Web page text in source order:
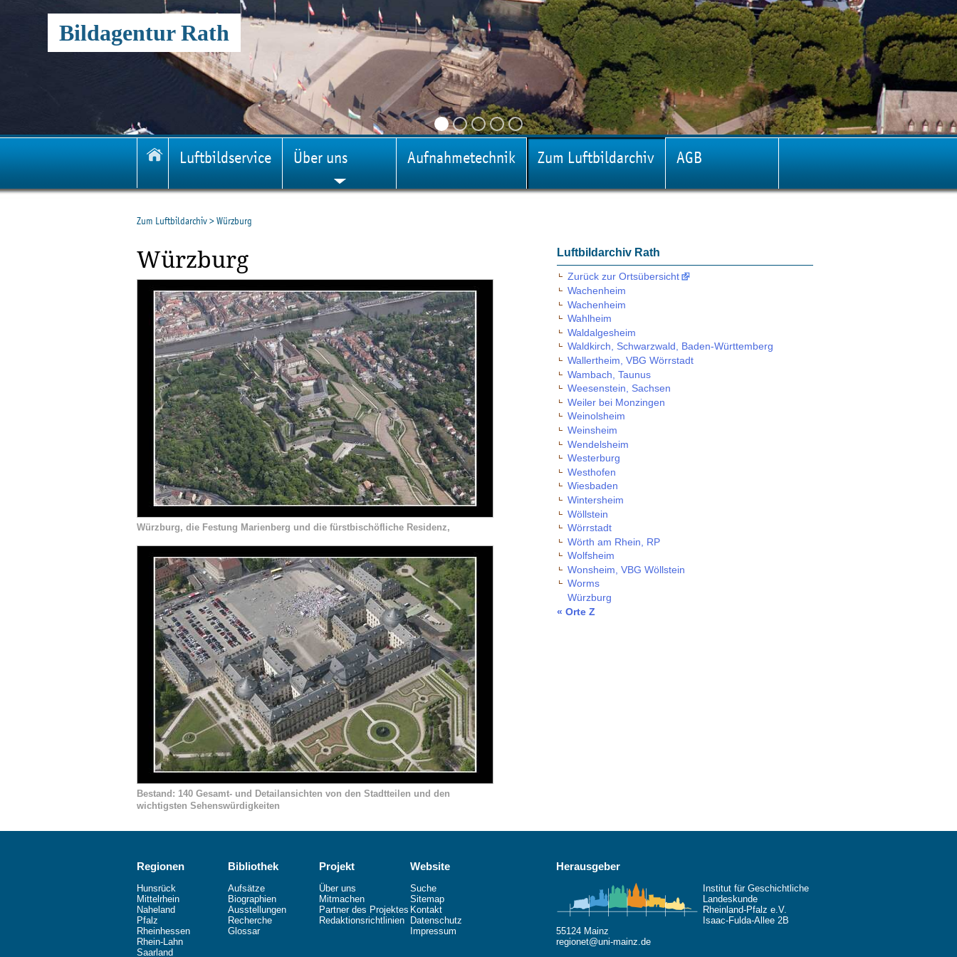
Bildagentur Rath
Luftbildservice Über uns Aufnahmetechnik Zum Luftbildarchiv AGB
Zum Luftbildarchiv>Würzburg
Würzburg
Würzburg, die Festung Marienberg und die fürstbischöfliche Residenz,
Bestand: 140 Gesamt- und Detailansichten von den Stadtteilen und den
wichtigsten Sehenswürdigkeiten
Luftbildarchiv Rath
Zurück zur Ortsübersicht
Wachenheim
Wachenheim
Wahlheim
Waldalgesheim
Waldkirch, Schwarzwald, Baden-Württemberg
Wallertheim, VBG Wörrstadt
Wambach, Taunus
Weesenstein, Sachsen
Weiler bei Monzingen
Weinolsheim
Weinsheim
Wendelsheim
Westerburg
Westhofen
Wiesbaden
Wintersheim
Wöllstein
Wörrstadt
Wörth am Rhein, RP
Wolfsheim
Wonsheim, VBG Wöllstein
Worms
Würzburg
« Orte Z
Regionen
Hunsrück
Mittelrhein
Naheland
Pfalz
Rheinhessen
Rhein-Lahn
Saarland
Bibliothek
Aufsätze
Biographien
Ausstellungen
Recherche
Glossar
Projekt
Über uns
Mitmachen
Partner des Projektes
Redaktionsrichtlinien
Website
Suche
Sitemap
Kontakt
Datenschutz
Impressum
Herausgeber
Institut für Geschichtliche
Landeskunde
Rheinland-Pfalz e.V.
Isaac-Fulda-Allee 2B
55124 Mainz
regionet@uni-mainz.de